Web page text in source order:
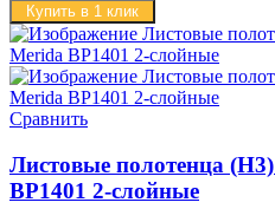
Купить в 1 клик
Сравнить
Листовые полотенца
BP1401 2-слойные